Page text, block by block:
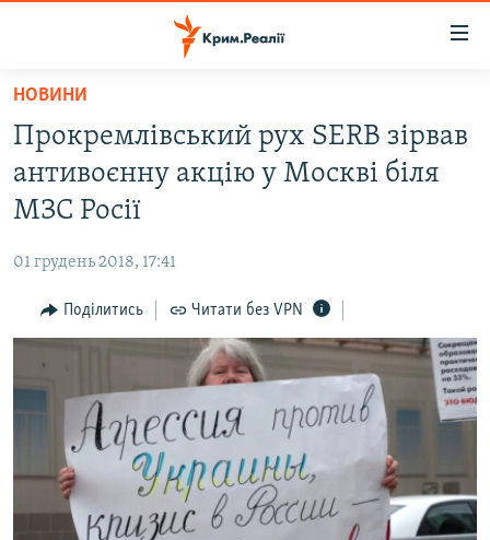
Перейти
основного
матеріалу
Перейти
до
основної
навігації
Перейти
до
пошуку
ВОДА.КРИМ
ВІДЕО ТА ФОТО
БЛОГИ
ПОГЛЯД
ВСЕ ЗА ДЕНЬ
СПЕЦПРОЕКТИ
ДЕПОРТАЦІЯ
ВІДЕОУРОКИ «ELIFBE»
ЯК ОБІЙТИ БЛОКУВАННЯ
Русский
НОВИНИ
Прокремлівський рух SERB зірвав
антивоєнну акцію у Москві біля
МЗС Росії
01 грудень 2018, 17:41
Поділитись Читати без VPN